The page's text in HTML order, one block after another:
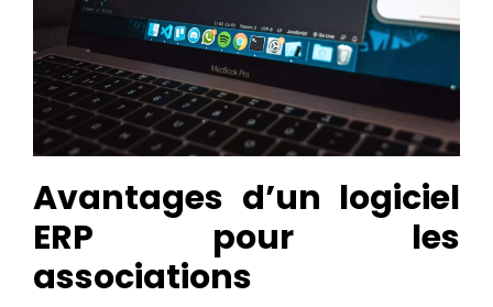
Avantages d’un logiciel
ERP pour les
associations